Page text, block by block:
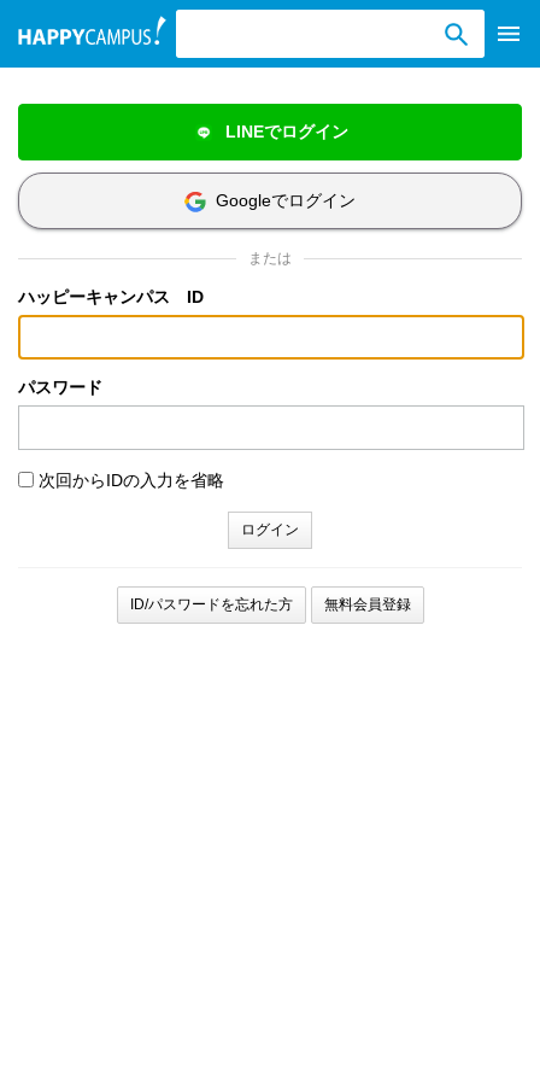
LINEでログイン
Googleでログイン
または
ハッピーキャンパス ID
パスワード
次回からIDの入力を省略
ID/パスワードを忘れた方 無料会員登録